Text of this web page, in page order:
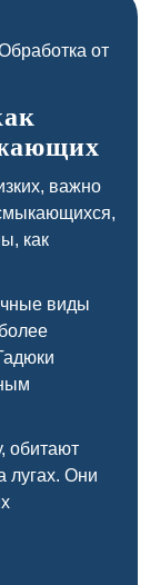
важно
как
виды
обитают
лугах. Они